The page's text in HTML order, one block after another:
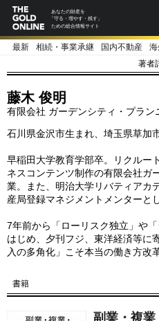
あなたの財産を
「守る・増やす・残す」
ための総合情報サイト
最新 相続・事業承継 国内不動産
著者
藤木 俊明
有限会社 ガーデンシティ・プラ
石川県金沢市生まれ、埼玉県草加
早稲田大学教育学部卒。リクルー
ネスコンテンツ制作の有限会社ガ
業。また、明治大学リバティアカ
産局登録マネジメントメンターと
7年前から「ローリスク独立」や
はじめ、夕刊フジ、東洋経済等に
入の多角化」こそ本当の働き方改
書籍
副業・複業